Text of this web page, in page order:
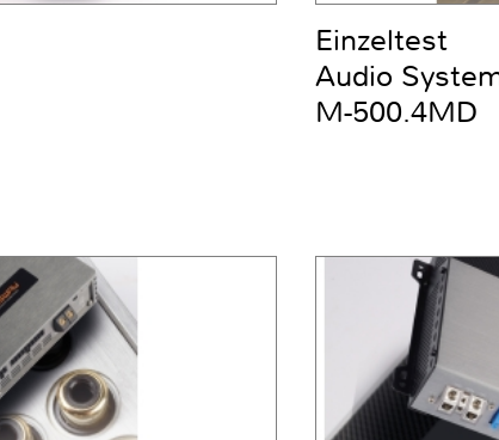
Einzeltest
Audio
M-500.4MD